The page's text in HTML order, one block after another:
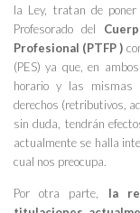
la Ley, tratan de
Profesorado del
Profesional (PTFP )
(PES) ya que, en
horario y las mismas
derechos (retributivos,
sin duda, tendrán
actualmente se halla
cual nos preocupa.
Por otra parte, la